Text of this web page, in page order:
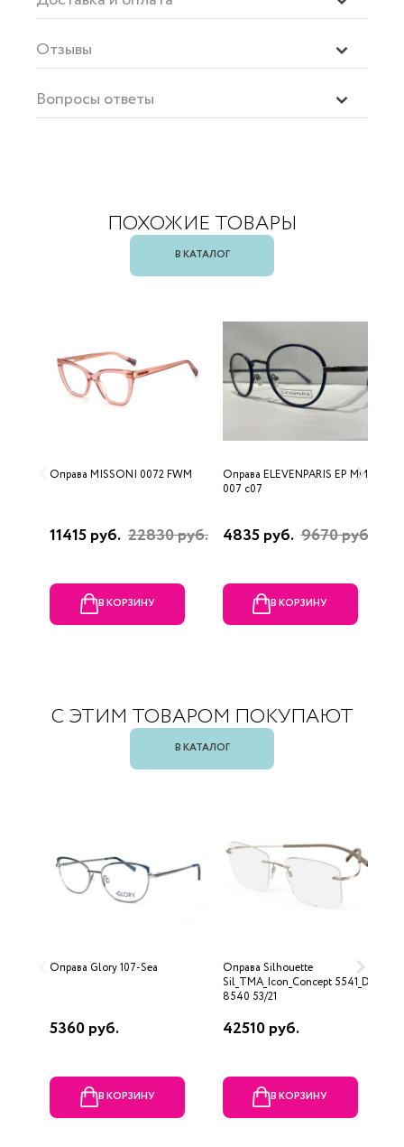
Отзывы
Вопросы ответы
ПОХОЖИЕ ТОВАРЫ
В КАТАЛОГ
Оправа MISSONI 0072 FWM
11415 руб. 22830 руб.
В КОРЗИНУ
Оправа ELEVENPARIS EP MM
007 c07
4835 руб. 9670 руб.
В КОРЗИНУ
С ЭТИМ ТОВАРОМ ПОКУПАЮТ
В КАТАЛОГ
Оправа Glory 107-Sea
5360 руб.
В КОРЗИНУ
Оправа Silhouette
Sil_TMA_Icon_Concept 5541_DQ
8540 53/21
42510 руб.
В КОРЗИНУ